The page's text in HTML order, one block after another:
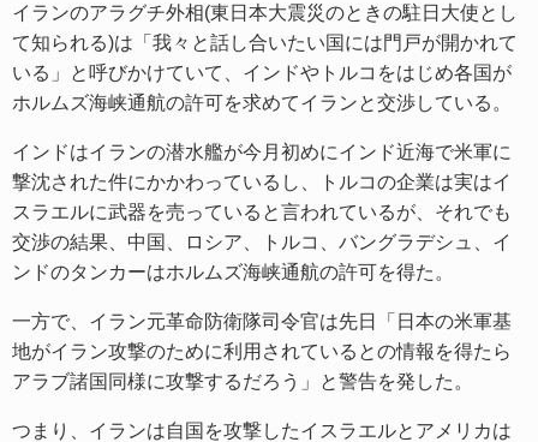
イランのアラグチ外相(東日本大震災のときの駐日大使とし
て知られる)は「我々と話し合いたい国には門戸が開かれて
いる」と呼びかけていて、インドやトルコをはじめ各国が
ホルムズ海峡通航の許可を求めてイランと交渉している。
インドはイランの潜水艦が今月初めにインド近海で米軍に
撃沈された件にかかわっているし、トルコの企業は実はイ
スラエルに武器を売っていると言われているが、それでも
交渉の結果、中国、ロシア、トルコ、バングラデシュ、イ
ンドのタンカーはホルムズ海峡通航の許可を得た。
一方で、イラン元革命防衛隊司令官は先日「日本の米軍基
地がイラン攻撃のために利用されているとの情報を得たら
アラブ諸国同様に攻撃するだろう」と警告を発した。
つまり、イランは自国を攻撃したイスラエルとアメリカは